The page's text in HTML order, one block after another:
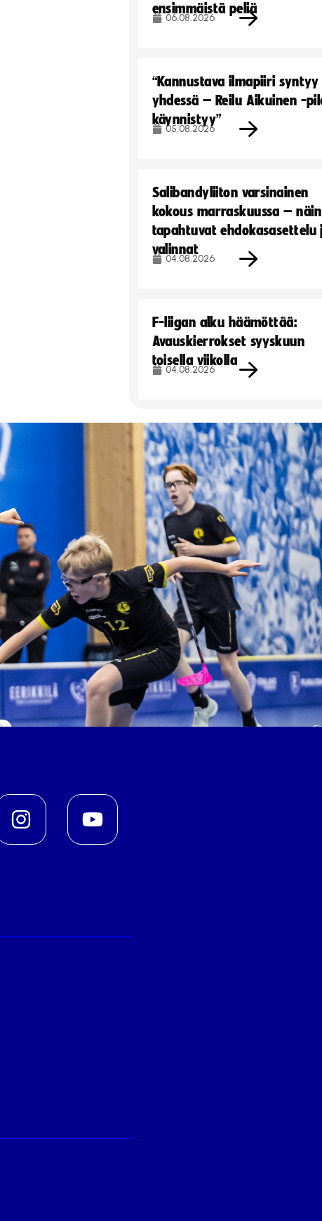
ensimmäistä peliä
06.08.2026
“Kannustava ilmapiiri syntyy
yhdessä – Reilu Aikuinen -
käynnistyy”
05.08.2026
Salibandyliiton varsinainen
kokous marraskuussa – näin
tapahtuvat ehdokasasettelu
valinnat
04.08.2026
F-liigan alku häämöttää:
Avauskierrokset syyskuun
toisella viikolla
04.08.2026